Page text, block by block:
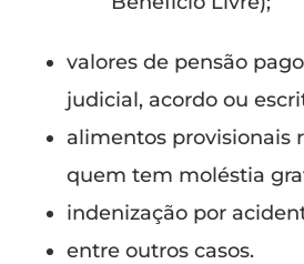
valores de pensão
judicial, acordo ou
alimentos provisionais
quem tem moléstia
indenização por
entre outros casos.